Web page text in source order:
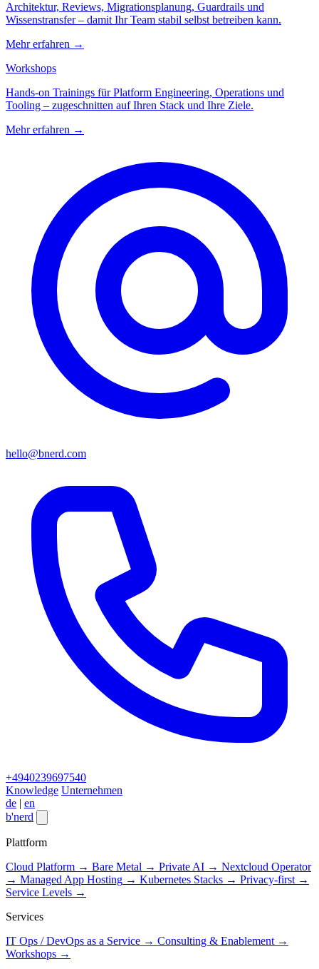
Architektur, Reviews, Migrationsplanung, Guardrails und
Wissenstransfer – damit Ihr Team stabil selbst betreiben kann.
Mehr erfahren →
Workshops
Hands-on Trainings für Platform Engineering, Operations und
Tooling – zugeschnitten auf Ihren Stack und Ihre Ziele.
Mehr erfahren →
hello@bnerd.com
+4940239697540
Knowledge Unternehmen
de | en
b'nerd
Plattform
Cloud Platform → Bare Metal → Private AI → Nextcloud Operator
→ Managed App Hosting → Kubernetes Stacks → Privacy-first →
Service Levels →
Services
IT Ops / DevOps as a Service → Consulting & Enablement →
Workshops →